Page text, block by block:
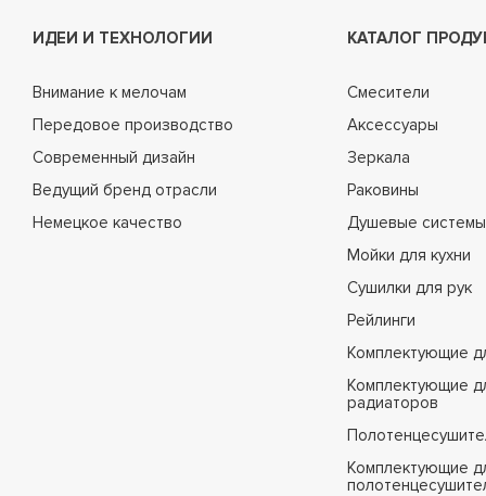
ИДЕИ И ТЕХНОЛОГИИ
Внимание к мелочам
Передовое производство
Современный дизайн
Ведущий бренд отрасли
Немецкое качество
КАТАЛОГ
Смесители
Аксессуары
Зеркала
Раковины
Душевые системы
Мойки для кухни
Сушилки для рук
Рейлинги
Комплектующие
Комплектующие
радиаторов
Комплектующие